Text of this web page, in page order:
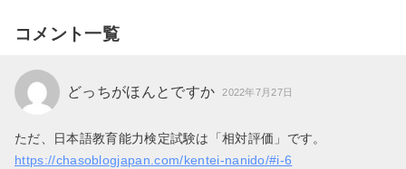
コメント一覧
どっちがほんとですか 2022年7月27日
ただ、日本語教育能力検定試験は「相対評価」です。
https://chasoblogjapan.com/kentei-nanido/#i-6